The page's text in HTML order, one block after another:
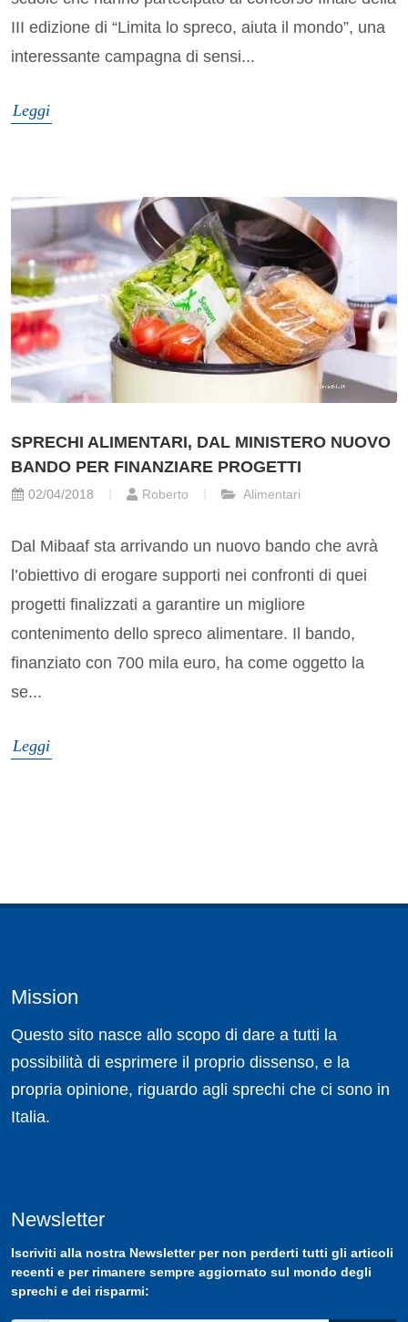
III edizione di “Limita lo spreco, aiuta il mondo”, una
interessante campagna di sensi...
Leggi
SPRECHI ALIMENTARI, DAL MINISTERO NUOVO
BANDO PER FINANZIARE PROGETTI
02/04/2018 Roberto Alimentari
Dal Mibaaf sta arrivando un nuovo bando che avrà
l’obiettivo di erogare supporti nei confronti di quei
progetti finalizzati a garantire un migliore
contenimento dello spreco alimentare. Il bando,
finanziato con 700 mila euro, ha come oggetto la
se...
Leggi
Mission
Questo sito nasce allo scopo di dare a tutti la
possibilità di esprimere il proprio dissenso, e la
propria opinione, riguardo agli sprechi che ci sono in
Italia.
Newsletter
Iscriviti alla nostra Newsletterper non perderti tutti gli articoli
recenti e per rimanere sempre aggiornato sul mondo degli
sprechi e dei risparmi: